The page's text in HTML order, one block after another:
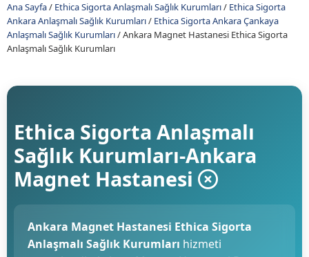
Ana Sayfa/ Ethica Sigorta Anlaşmalı Sağlık Kurumları/ Ethica Sigorta
Ankara Anlaşmalı Sağlık Kurumları/ Ethica Sigorta Ankara Çankaya
Anlaşmalı Sağlık Kurumları/Ankara Magnet Hastanesi Ethica Sigorta
Anlaşmalı Sağlık Kurumları
Ethica Sigorta Anlaşmalı
Sağlık Kurumları-Ankara
Magnet Hastanesi
Ankara Magnet Hastanesi Ethica Sigorta
Anlaşmalı Sağlık Kurumları hizmeti